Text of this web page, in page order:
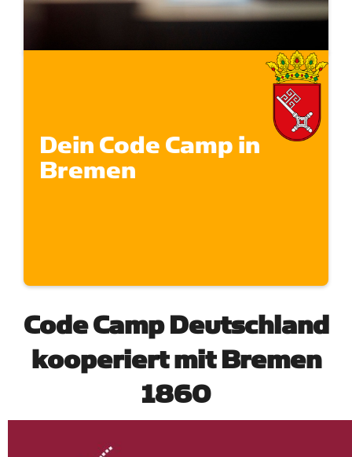
Dein Code Camp in
Bremen
Code Camp Deutschland
kooperiert mit Bremen
1860